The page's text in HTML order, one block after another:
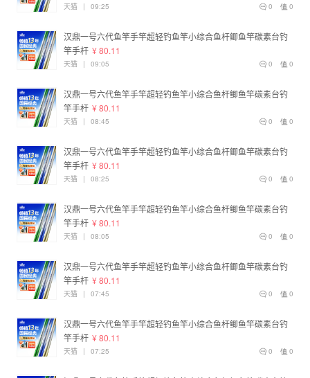
0
0
天猫 | 09:25
汉鼎一号六代鱼竿手竿超轻钓鱼竿小综合鱼杆鲫鱼竿碳素台钓
竿手杆 ¥ 80.11
0
0
天猫 | 09:05
汉鼎一号六代鱼竿手竿超轻钓鱼竿小综合鱼杆鲫鱼竿碳素台钓
竿手杆 ¥ 80.11
0
0
天猫 | 08:45
汉鼎一号六代鱼竿手竿超轻钓鱼竿小综合鱼杆鲫鱼竿碳素台钓
竿手杆 ¥ 80.11
0
0
天猫 | 08:25
汉鼎一号六代鱼竿手竿超轻钓鱼竿小综合鱼杆鲫鱼竿碳素台钓
竿手杆 ¥ 80.11
0
0
天猫 | 08:05
汉鼎一号六代鱼竿手竿超轻钓鱼竿小综合鱼杆鲫鱼竿碳素台钓
竿手杆 ¥ 80.11
0
0
天猫 | 07:45
汉鼎一号六代鱼竿手竿超轻钓鱼竿小综合鱼杆鲫鱼竿碳素台钓
竿手杆 ¥ 80.11
0
0
天猫 | 07:25